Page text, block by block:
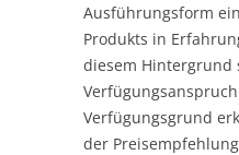
Ausführungsform
Produkts in
diesem Hintergrund
Verfügungsgrund
der